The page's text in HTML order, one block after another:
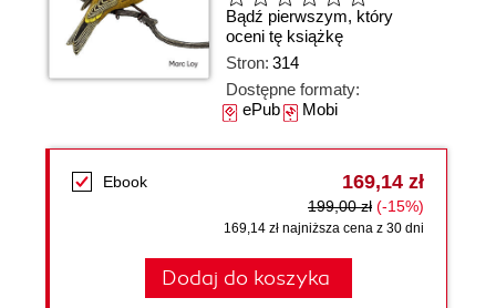
Bądź pierwszym, który
oceni tę książkę
Stron: 314
Dostępne formaty:
ePubMobi
Ebook 169,14 zł
199,00 zł (-15%)
169,14 zł najniższa cena z 30 dni
Dodaj do koszyka